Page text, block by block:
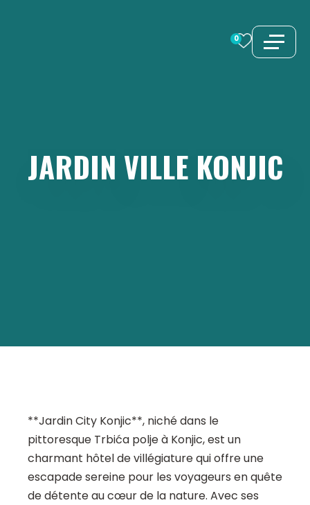
0
JARDIN VILLE KONJIC
**Jardin City Konjic**, niché dans le
pittoresque Trbića polje à Konjic, est un
charmant hôtel de villégiature qui offre une
escapade sereine pour les voyageurs en quête
de détente au cœur de la nature. Avec ses